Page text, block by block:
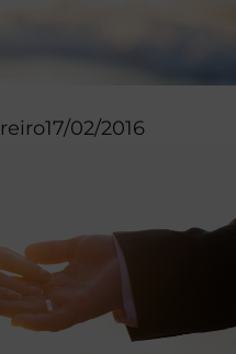
17/02/2016